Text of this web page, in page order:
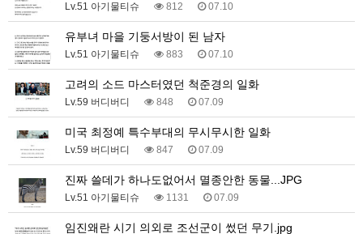
Lv.51 아기물티슈 812 07.10
유부녀 마을 기둥서방이 된 남자
Lv.51 아기물티슈 883 07.10
고려의 소드 마스터였던 척준경의 일화
Lv.59 버디버디 848 07.09
미국 최정예 특수부대의 무시무시한 일화
Lv.59 버디버디 847 07.09
진짜 쓸데가 하나도없어서 멸종안한 동물...JPG
Lv.51 아기물티슈 1131 07.09
임진왜란 시기 의외로 조선군이 썼던 무기.jpg